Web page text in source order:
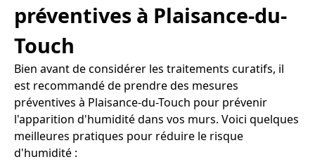
préventives à Plaisance-du-
Touch
Bien avant de considérer les traitements curatifs, il
est recommandé de prendre des mesures
préventives à Plaisance-du-Touch pour prévenir
l'apparition d'humidité dans vos murs. Voici quelques
meilleures pratiques pour réduire le risque
d'humidité :